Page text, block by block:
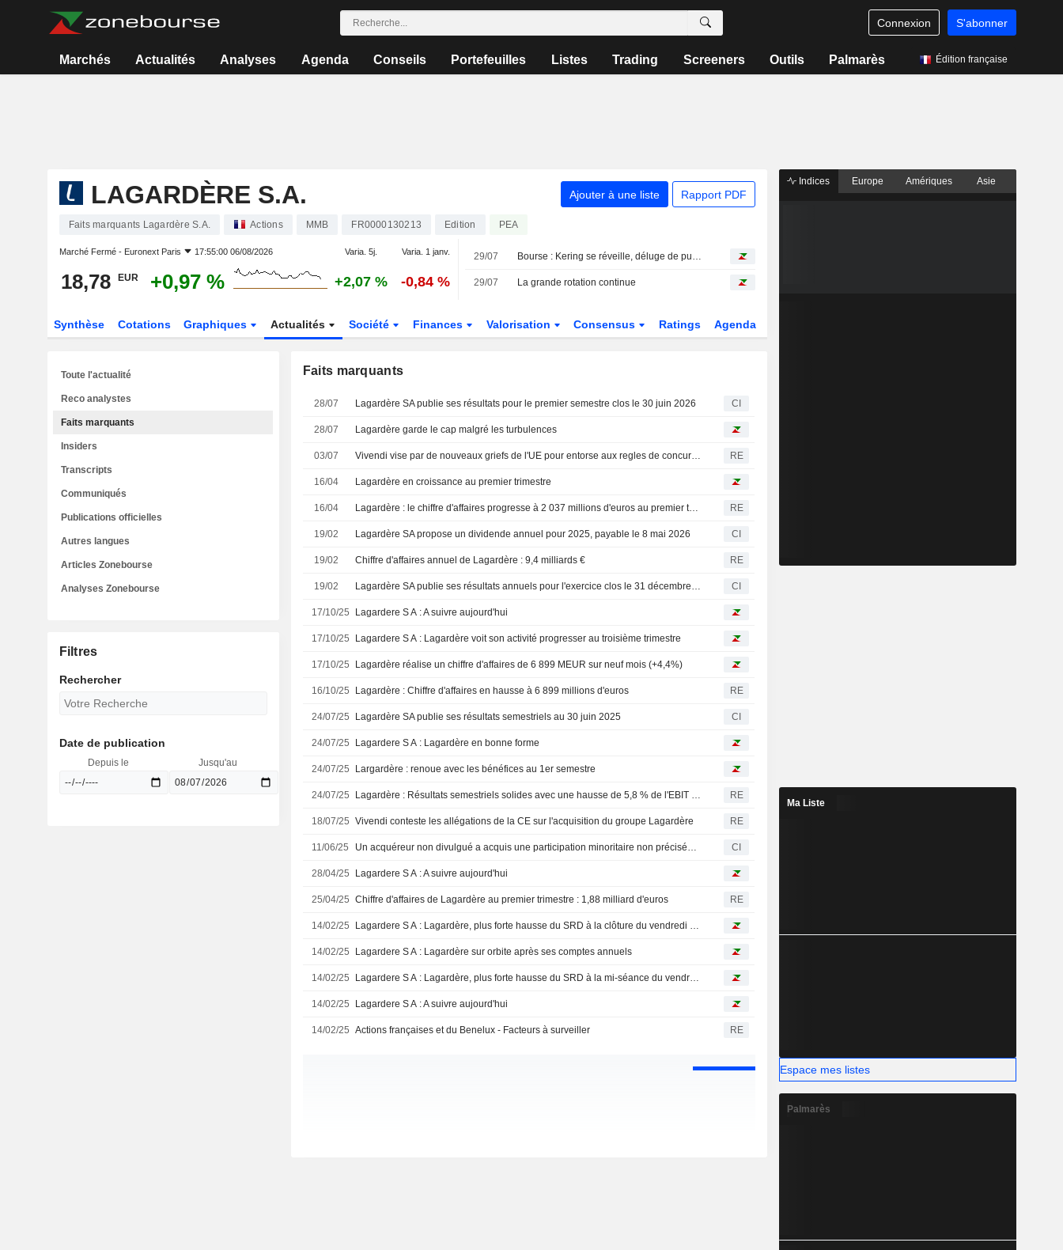
Connexion S'abonner
Marchés Actualités Analyses Agenda Conseils Portefeuilles Listes Trading Screeners Outils Palmarès Édition française
LAGARDÈRE S.A. Ajouter à une liste Rapport PDF
Faits marquants Lagardère S.A. Actions MMB FR0000130213 Edition PEA
Marché Fermé - Euronext Paris 17:55:00 06/08/2026 Varia. 5j. Varia. 1 janv.
18,78 EUR +0,97 % +2,07 % -0,84 %
29/07 Bourse : Kering se réveille, déluge de publications en Europe
29/07 La grande rotation continue
Synthèse Cotations Graphiques Actualités Société Finances Valorisation Consensus Ratings Agenda
Faits marquants
28/07 Lagardère SA publie ses résultats pour le premier semestre clos le 30 juin 2026 CI
28/07 Lagardère garde le cap malgré les turbulences
03/07 Vivendi vise par de nouveaux griefs de l'UE pour entorse aux regles de concurrence dans l'affaire Lagardere RE
16/04 Lagardère en croissance au premier trimestre
16/04 Lagardère : le chiffre d'affaires progresse à 2 037 millions d'euros au premier trimestre RE
19/02 Lagardère SA propose un dividende annuel pour 2025, payable le 8 mai 2026 CI
19/02 Chiffre d'affaires annuel de Lagardère : 9,4 milliards € RE
19/02 Lagardère SA publie ses résultats annuels pour l'exercice clos le 31 décembre 2025 CI
17/10/25 Lagardere S A : A suivre aujourd'hui
17/10/25 Lagardere S A : Lagardère voit son activité progresser au troisième trimestre
17/10/25 Lagardère réalise un chiffre d'affaires de 6 899 MEUR sur neuf mois (+4,4%)
16/10/25 Lagardère : Chiffre d'affaires en hausse à 6 899 millions d'euros RE
24/07/25 Lagardère SA publie ses résultats semestriels au 30 juin 2025 CI
24/07/25 Lagardere S A : Lagardère en bonne forme
24/07/25 Largardère : renoue avec les bénéfices au 1er semestre
24/07/25 Lagardère : Résultats semestriels solides avec une hausse de 5,8 % de l'EBIT récurrent RE
18/07/25 Vivendi conteste les allégations de la CE sur l'acquisition du groupe Lagardère RE
11/06/25 Un acquéreur non divulgué a acquis une participation minoritaire non précisée dans Lagardère SA (ENXTPA:MMB) auprès de Financière Agache Société Anonyme pour environ 270 millions d'euros. CI
28/04/25 Lagardere S A : A suivre aujourd'hui
25/04/25 Chiffre d'affaires de Lagardère au premier trimestre : 1,88 milliard d'euros RE
14/02/25 Lagardere S A : Lagardère, plus forte hausse du SRD à la clôture du vendredi 14 février 2025
14/02/25 Lagardere S A : Lagardère sur orbite après ses comptes annuels
14/02/25 Lagardere S A : Lagardère, plus forte hausse du SRD à la mi-séance du vendredi 14 février 2025-
14/02/25 Lagardere S A : A suivre aujourd'hui
14/02/25 Actions françaises et du Benelux - Facteurs à surveiller RE
Toute l'actualité
Reco analystes
Faits marquants
Insiders
Transcripts
Communiqués
Publications officielles
Autres langues
Articles Zonebourse
Analyses Zonebourse
Filtres
Rechercher
Date de publication
Depuis le Jusqu'au
Indices Europe Amériques Asie
Ma Liste
Espace mes listes
Palmarès